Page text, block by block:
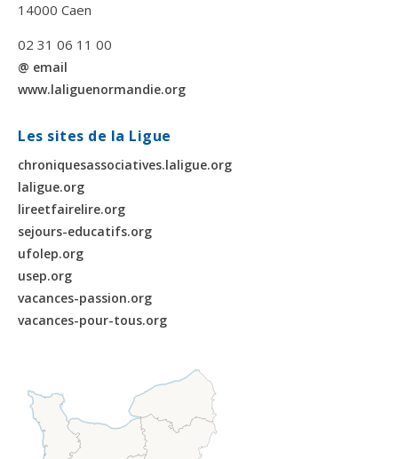
14000 Caen
02 31 06 11 00
@ email
www.laliguenormandie.org
Les sites de la Ligue
chroniquesassociatives.laligue.org
laligue.org
lireetfairelire.org
sejours-educatifs.org
ufolep.org
usep.org
vacances-passion.org
vacances-pour-tous.org